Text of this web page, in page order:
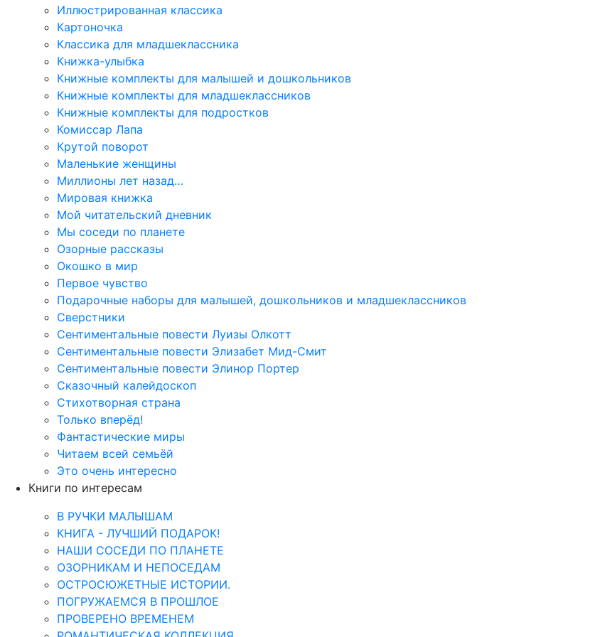
Иллюстрированная классика
Картоночка
Классика для младшеклассника
Книжка-улыбка
Книжные комплекты для малышей и дошкольников
Книжные комплекты для младшеклассников
Книжные комплекты для подростков
Комиссар Лапа
Крутой поворот
Маленькие женщины
Миллионы лет назад…
Мировая книжка
Мой читательский дневник
Мы соседи по планете
Озорные рассказы
Окошко в мир
Первое чувство
Подарочные наборы для малышей, дошкольников и младшеклассников
Сверстники
Сентиментальные повести Луизы Олкотт
Сентиментальные повести Элизабет Мид-Смит
Сентиментальные повести Элинор Портер
Сказочный калейдоскоп
Стихотворная страна
Только вперёд!
Фантастические миры
Читаем всей семьёй
Это очень интересно
Книги по интересам
В РУЧКИ МАЛЫШАМ
КНИГА - ЛУЧШИЙ ПОДАРОК!
НАШИ СОСЕДИ ПО ПЛАНЕТЕ
ОЗОРНИКАМ И НЕПОСЕДАМ
ОСТРОСЮЖЕТНЫЕ ИСТОРИИ.
ПОГРУЖАЕМСЯ В ПРОШЛОЕ
ПРОВЕРЕНО ВРЕМЕНЕМ